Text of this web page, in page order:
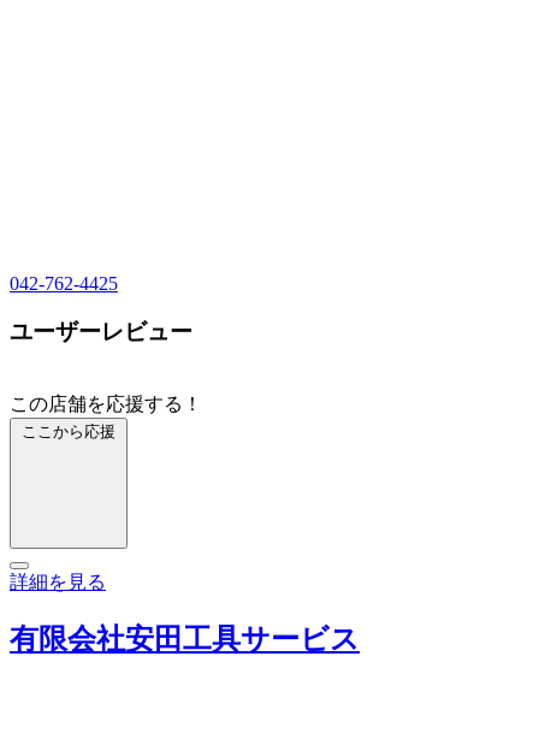
042-762-4425
ユーザーレビュー
この店舗を応援する！
ここから応援
詳細を見る
有限会社安田工具サービス